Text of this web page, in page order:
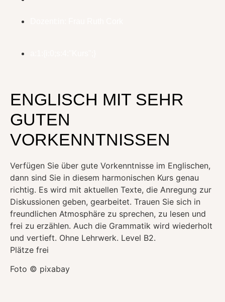
ENGLISCH MIT SEHR
GUTEN
VORKENNTNISSEN
Verfügen Sie über gute Vorkenntnisse im Englischen,
dann sind Sie in diesem harmonischen Kurs genau
richtig. Es wird mit aktuellen Texte, die Anregung zur
Diskussionen geben, gearbeitet. Trauen Sie sich in
freundlichen Atmosphäre zu sprechen, zu lesen und
frei zu erzählen. Auch die Grammatik wird wiederholt
und vertieft. Ohne Lehrwerk. Level B2.
Plätze frei
Foto © pixabay